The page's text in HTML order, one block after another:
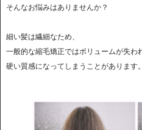
そんなお悩みはありませんか？
細い髪は繊細なため、
一般的な縮毛矯正ではボリュームが失わ
硬い質感になってしまうことがあります。